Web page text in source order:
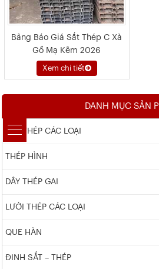
Bảng Báo Giá Sắt Thép C Xà
Gồ Mạ Kẽm 2026
Xem chi tiết
DANH MỤC SẢN
DÂY THÉP CÁC LOẠI
THÉP HÌNH
DÂY THÉP GAI
LƯỚI THÉP CÁC LOẠI
QUE HÀN
ĐINH SẮT – THÉP